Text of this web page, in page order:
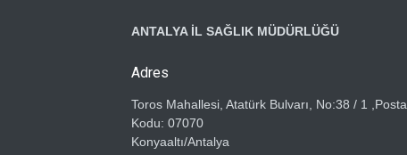
ANTALYA İL SAĞLIK MÜDÜRLÜĞÜ
Adres
Toros Mahallesi, Atatürk Bulvarı, No:38 / 1 ,Posta
Kodu: 07070
Konyaaltı/Antalya